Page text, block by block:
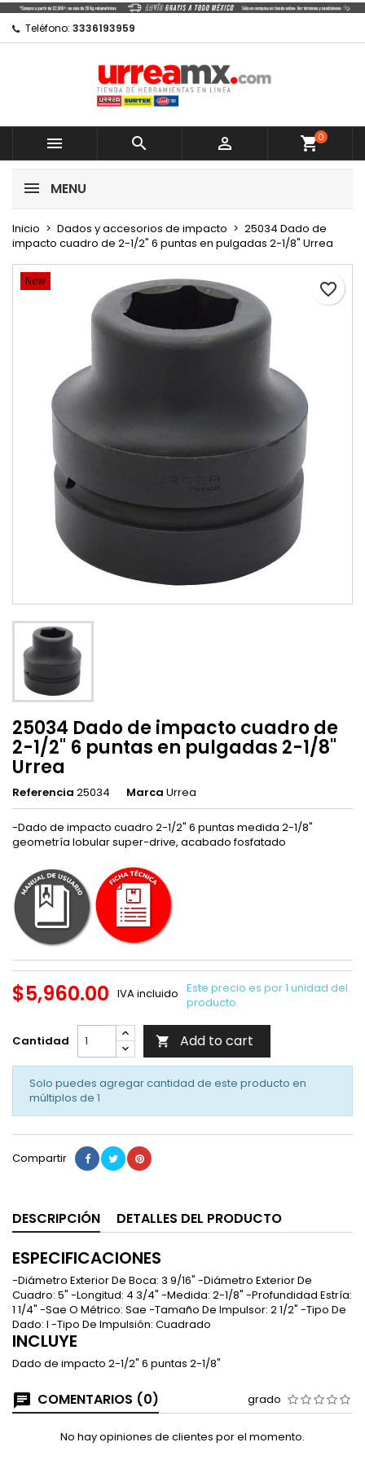
Teléfono: 3336193959
   shopping_cart0
MENU
Inicio Dados y accesorios de impacto
25034 Dado de
impacto cuadro de 2-1/2" 6 puntas en pulgadas 2-1/8" Urrea
favorite_border
New
25034 Dado de impacto cuadro de
2-1/2" 6 puntas en pulgadas 2-1/8"
Urrea
Referencia 25034 Marca Urrea
-Dado de impacto cuadro 2-1/2" 6 puntas medida 2-1/8"
geometría lobular super-drive, acabado fosfatado
$5,960.00 IVA incluido Este precio es por 1 unidad del
producto.
Cantidad  Add to cart
Solo puedes agregar cantidad de este producto en
múltiplos de 1
Compartir
DESCRIPCIÓN DETALLES DEL PRODUCTO
ESPECIFICACIONES
-Diámetro Exterior De Boca: 3 9/16" -Diámetro Exterior De
Cuadro: 5" -Longitud: 4 3/4" -Medida: 2-1/8" -Profundidad Estría:
1 1/4" -Sae O Métrico: Sae -Tamaño De Impulsor: 2 1/2" -Tipo De
Dado: I -Tipo De Impulsión: Cuadrado
INCLUYE
Dado de impacto 2-1/2" 6 puntas 2-1/8"
COMENTARIOS (0) grado
No hay opiniones de clientes por el momento.
Mi lista de regalos
Crear nueva lista
Crear lista de deseos
Nombre de la lista de deseos
Cancelar
Iniciar sesión
Debe iniciar sesión para guardar productos en su
lista de deseos.
Cancelar
Iniciar sesión